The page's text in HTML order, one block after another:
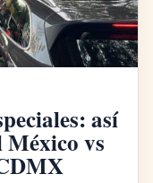
así
México vs